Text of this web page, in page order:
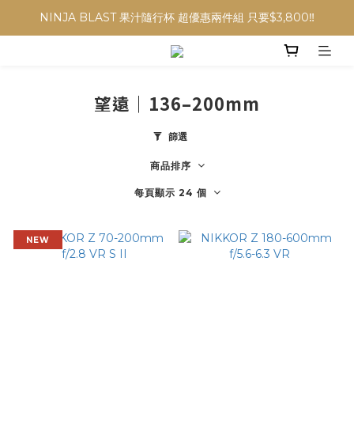
NINJA BLAST 果汁隨行杯 超優惠兩件組 只要$3,800‼️
NINJA BLAST 果汁隨行杯 超優惠兩件組 只要$3,800‼️
✨收藏經典， F接環鏡頭4折起✨
望遠｜136–200mm
篩選
商品排序
每頁顯示 24 個
NEW